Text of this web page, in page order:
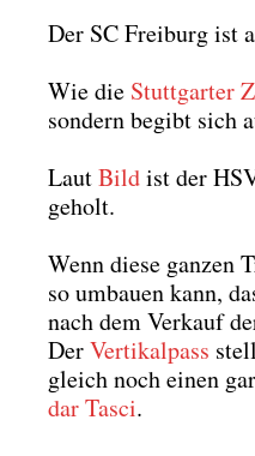
Der SC Frei­burg ist
Wie die Stutt­gar­ter
son­dern begibt sich
LautBildist der
geholt.
Wenn die­se gan­zen
so umbau­en kann,
nach dem Ver­kauf
DerVer­ti­kal­pass
gleich noch einen
dar Tasci.